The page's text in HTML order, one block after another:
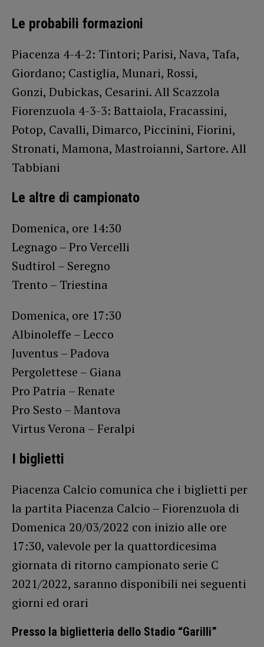
Le probabili formazioni
Piacenza 4-4-2: Tintori; Parisi, Nava, Tafa,
Giordano; Castiglia, Munari, Rossi,
Gonzi, Dubickas, Cesarini. All Scazzola
Fiorenzuola 4-3-3: Battaiola, Fracassini,
Potop, Cavalli, Dimarco, Piccinini, Fiorini,
Stronati, Mamona, Mastroianni, Sartore. All
Tabbiani
Le altre di campionato
Domenica, ore 14:30
Legnago – Pro Vercelli
Sudtirol – Seregno
Trento – Triestina
Domenica, ore 17:30
Albinoleffe – Lecco
Juventus – Padova
Pergolettese – Giana
Pro Patria – Renate
Pro Sesto – Mantova
Virtus Verona – Feralpi
I biglietti
Piacenza Calcio comunica che i biglietti per
la partita Piacenza Calcio – Fiorenzuola di
Domenica 20/03/2022 con inizio alle ore
17:30, valevole per la quattordicesima
giornata di ritorno campionato serie C
2021/2022, saranno disponibili nei seguenti
giorni ed orari
Presso la biglietteria dello Stadio “Garilli”